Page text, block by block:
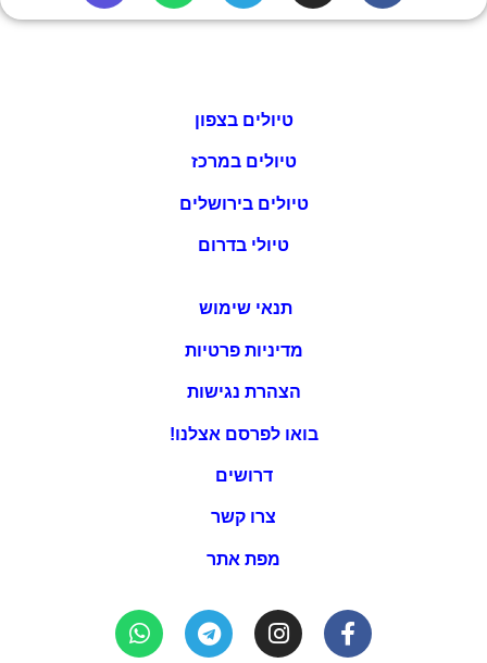
טיולים בצפון
טיולים במרכז
טיולים בירושלים
טיולי בדרום
תנאי שימוש
מדיניות פרטיות
הצהרת נגישות
בואו לפרסם אצלנו!
דרושים
צרו קשר
מפת אתר